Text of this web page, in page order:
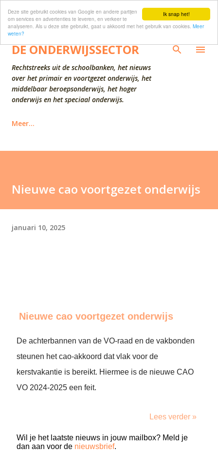
Ik snap het!
Deze site gebruikt cookies van Google en andere partijen
om services en advertenties te leveren, en verkeer te
analyseren. Als u deze site gebruikt, gaat u akkoord met het gebruik van cookies. Meer
weten?
Doorgaan naar hoofdcontent
DE ONDERWIJSSECTOR
Rechtstreeks uit de schoolbanken, het nieuws
over het primair en voortgezet onderwijs, het
middelbaar beroepsonderwijs, het hoger
onderwijs en het speciaal onderwijs.
Meer…
Nieuwe cao voortgezet onderwijs
januari 10, 2025
Nieuwe cao voortgezet onderwijs
De achterbannen van de VO-raad en de vakbonden
steunen het cao-akkoord dat vlak voor de
kerstvakantie is bereikt. Hiermee is de nieuwe CAO
VO 2024-2025 een feit.
Lees verder »
Wil je het laatste nieuws in jouw mailbox? Meld je
dan aan voor de nieuwsbrief.